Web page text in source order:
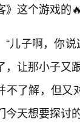
》这个游戏的
“儿子啊，你
，让那小子又
不了解，但又
今天想要探讨